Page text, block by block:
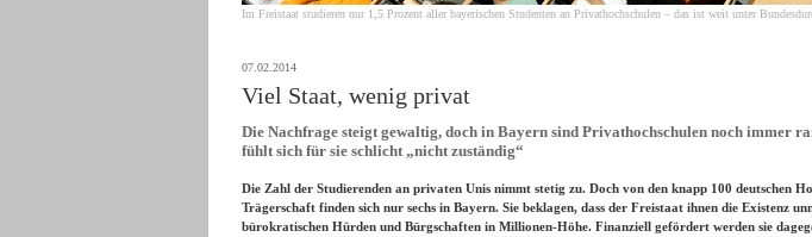
Im Freistaat studieren nur 1,5 Prozent aller bayerischen Studenten an Privathochschulen – das ist weit unter
07.02.2014
Viel Staat, wenig privat
Die Nachfrage steigt gewaltig, doch in Bayern sind Privathochschulen noch immer
fühlt sich für sie schlicht „nicht zuständig“
Die Zahl der Studierenden an privaten Unis nimmt stetig zu. Doch von den knapp 100 deutschen
Trägerschaft finden sich nur sechs in Bayern. Sie beklagen, dass der Freistaat ihnen die Existenz
bürokratischen Hürden und Bürgschaften in Millionen-Höhe. Finanziell gefördert werden sie